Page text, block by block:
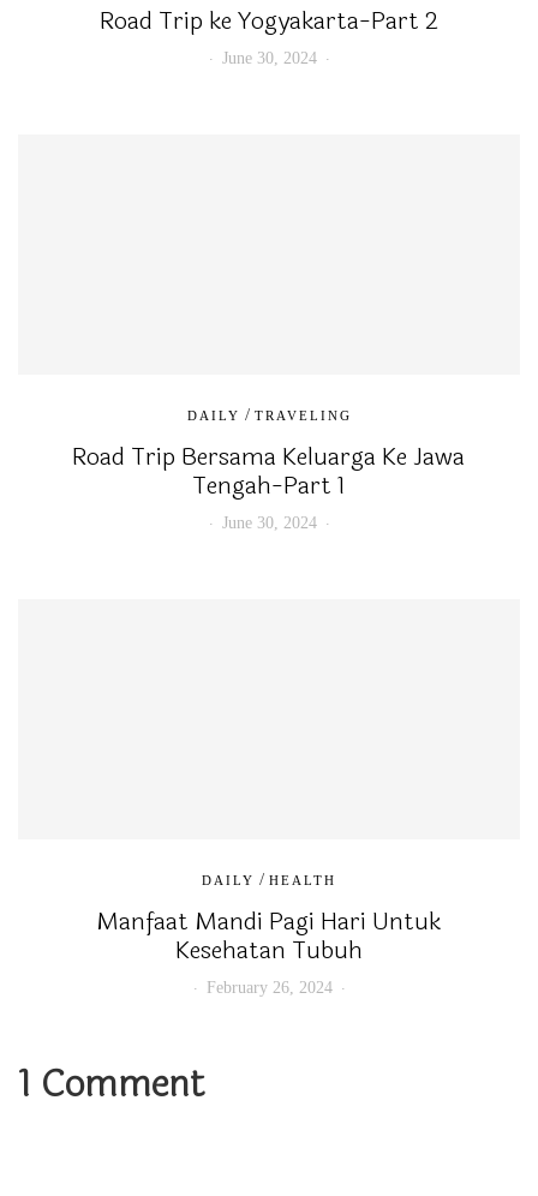
Road Trip ke Yogyakarta-Part 2
June 30, 2024
DAILY / TRAVELING
Road Trip Bersama Keluarga Ke Jawa
Tengah-Part 1
June 30, 2024
DAILY / HEALTH
Manfaat Mandi Pagi Hari Untuk
Kesehatan Tubuh
February 26, 2024
1 Comment